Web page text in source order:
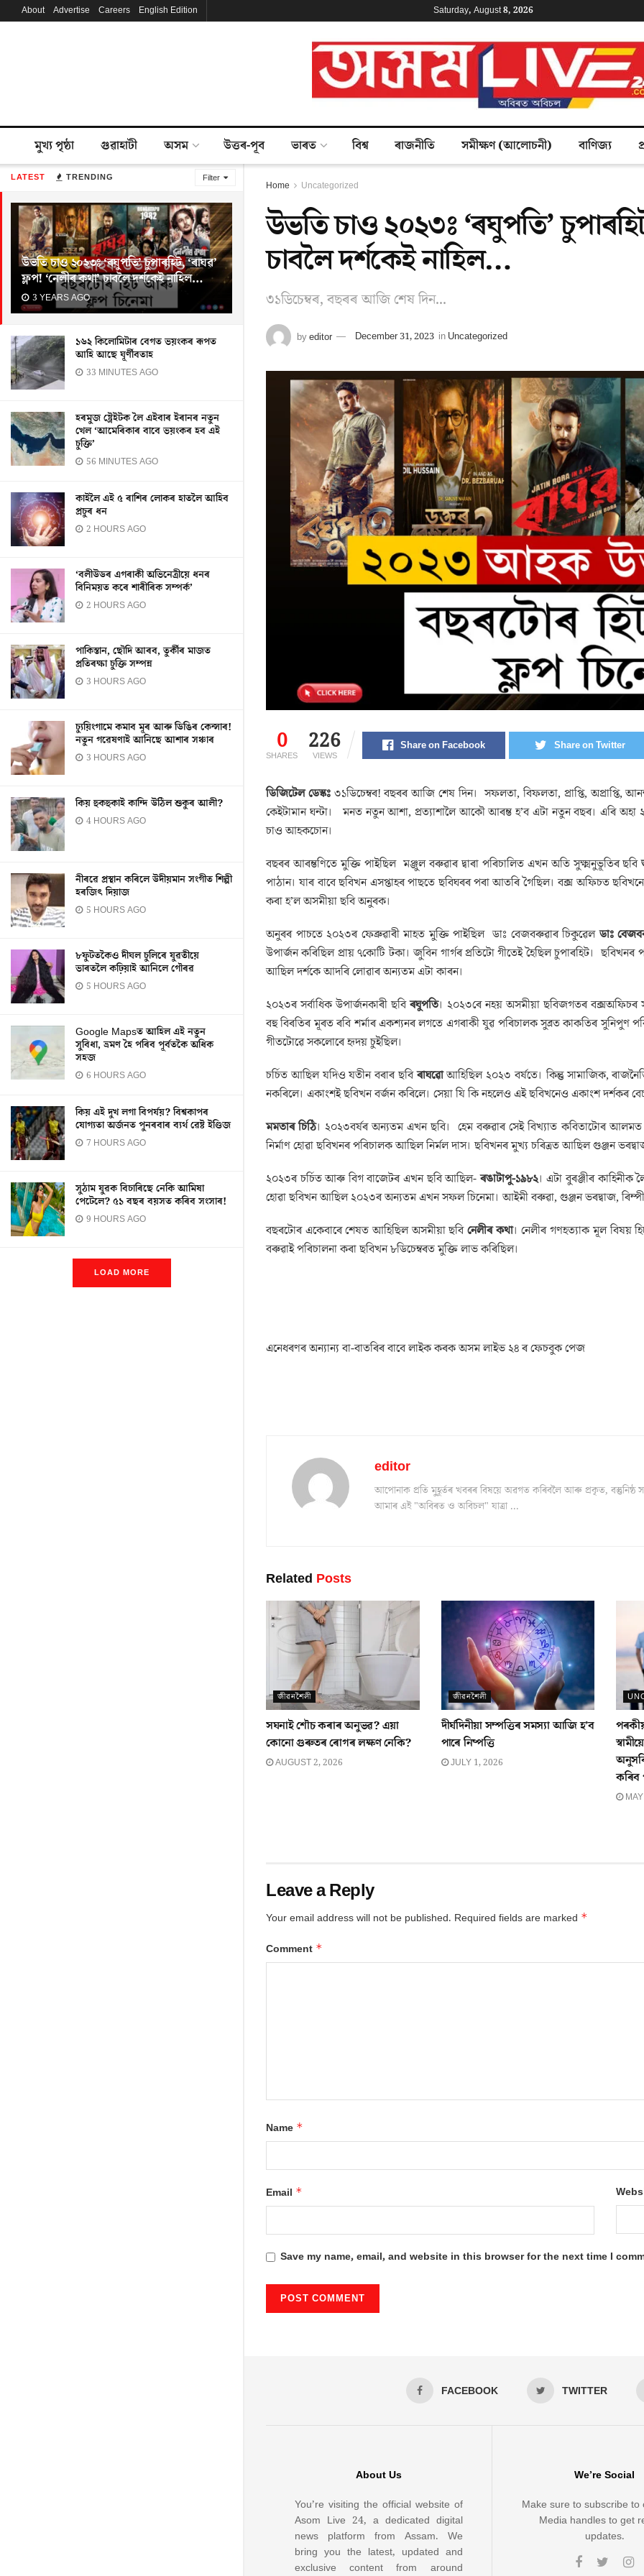
LATEST TRENDING Filter
উভতি চাও ২০২৩ঃ ‘ৰঘুপতি’ চুপাৰহিট, ‘ৰাঘৱ’
ফ্লপ! ‘নেলীৰ কথা’ চাবলৈ দৰ্শকেই নাহিল…
3 YEARS AGO
১৬২ কিলোমিটাৰ বেগত ভয়ংকৰ ৰূপত
আহি আছে ঘূৰ্ণীবতাহ
33 MINUTES AGO
হৰমুজ ষ্ট্ৰেইটক লৈ এইবাৰ ইৰানৰ নতুন
খেল ‘আমেৰিকাৰ বাবে ভয়ংকৰ হব এই
চুক্তি’
56 MINUTES AGO
কাইলৈ এই ৫ ৰাশিৰ লোকৰ হাতলৈ আহিব
প্ৰচুৰ ধন
2 HOURS AGO
‘বলীউডৰ এগৰাকী অভিনেত্ৰীয়ে ধনৰ
বিনিময়ত কৰে শাৰীৰিক সম্পৰ্ক’
2 HOURS AGO
পাকিস্তান, ছৌদি আৰব, তুৰ্কীৰ মাজত
প্ৰতিৰক্ষা চুক্তি সম্পন্ন
3 HOURS AGO
চ্যুয়িংগামে কমাব মূৰ আৰু ডিঙিৰ কেন্সাৰ!
নতুন গৱেষণাই আনিছে আশাৰ সঞ্চাৰ
3 HOURS AGO
কিয় হুকহুকাই কান্দি উঠিল শুকুৰ আলী?
4 HOURS AGO
নীৰৱে প্ৰস্থান কৰিলে উদীয়মান সংগীত শিল্পী
হৰজিৎ দিয়াজ
5 HOURS AGO
৮ফুটতকৈও দীঘল চুলিৰে যুৱতীয়ে
ভাৰতলৈ কঢ়িয়াই আনিলে গৌৰৱ
5 HOURS AGO
Google Mapsত আহিল এই নতুন
সুবিধা, ভ্ৰমণ হৈ পৰিব পূৰ্বতকৈ অধিক
সহজ
6 HOURS AGO
কিয় এই দুখ লগা বিপৰ্যয়? বিশ্বকাপৰ
যোগ্যতা অৰ্জনত পুনৰবাৰ ব্যৰ্থ ৱেষ্ট ইণ্ডিজ
7 HOURS AGO
সুঠাম যুৱক বিচাৰিছে নেকি আমিষা
পেটেলে? ৫১ বছৰ বয়সত কৰিব সংসাৰ!
9 HOURS AGO
LOAD MORE
About Advertise Careers English Edition Saturday, August 8, 2026
মুখ্য পৃষ্ঠা গুৱাহাটী অসম উত্তৰ-পূব ভাৰত বিশ্ব ৰাজনীতি সমীক্ষণ (আলোচনী) বাণিজ্য
Home Uncategorized
উভতি চাও ২০২৩ঃ ‘ৰঘুপতি’
চাবলৈ দৰ্শকেই নাহিল…
৩১ডিচেম্বৰ, বছৰৰ আজি শেষ দিন...
byeditor December 31, 2023 in Uncategorized
0
SHARES
226
VIEWS
Share on Facebook Share on Twitter
ডিজিটেল ডেস্কঃ ৩১ডিচেম্বৰ! বছৰৰ আজি শেষ দিন। সফলতা, বিফলতা, প্ৰাপ্তি, অপ্ৰাপ্তি,
কেইটামান ঘন্টা। মনত নতুন আশা, প্ৰত্যাশালৈ আকৌ আৰম্ভ হ’ব এটা নতুন বছৰ। এৰি
চাও আহকচোন।
বছৰৰ আৰম্ভণিতে মুক্তি পাইছিল মঞ্জুল বৰুৱাৰ দ্বাৰা পৰিচালিত এখন অতি সুক্ষ্মনুভূতিৰ ছবি
পাঠান। যাৰ বাবে ছবিখন এসপ্তাহৰ পাছতে ছবিঘৰৰ পৰা আতৰি গৈছিল। বক্স অফিচত
কৰা হ’ল অসমীয়া ছবি অনুৰক।
অনুৰৰ পাচতে ২০২৩ৰ ফেব্ৰুৱাৰী মাহত মুক্তি পাইছিল ডাঃ বেজবৰুৱাৰ চিকুৱেলডাঃ
উপাৰ্জন কৰিছিল প্ৰায় ৭কোটি টকা। জুবিন গাৰ্গৰ প্ৰতিটো গীতেই হৈছিল চুপাৰহিট।
আছিল দৰ্শকে আদৰি লোৱাৰ অন্যতম এটা কাৰন।
২০২৩ৰ সৰ্বাধিক উপাৰ্জনকাৰী ছবিৰঘুপতি। ২০২৩ৰে নহয় অসমীয়া ছবিজগতৰ বক্সঅফিচৰ
বহু বিৰতিৰ মূৰত ৰবি শৰ্মাৰ একশ্যনৰ লগতে এগৰাকী যুৱ পৰিচালক সুব্ৰত কাকতিৰ সুনিপুণ
গীতটোৱে সকলোৰে হৃদয় চুইছিল।
চৰ্চিত আছিল যদিও যতীন বৰাৰ ছবিৰাঘৱোআহিছিল ২০২৩ বৰ্ষতে। কিন্তু সামাজিক,
নকৰিলে। একাংশই ছবিখন বৰ্জন কৰিলে। সেয়া যি কি নহলেও এই ছবিখনেও একাংশ দৰ্শকৰ
মমতাৰ চিঠি। ২০২৩বৰ্ষৰ অন্যতম এখন ছবি। হেম বৰুৱাৰ সেই বিখ্যাত কবিতাটোৰ আলমত
নিৰ্মাণ হোৱা ছবিখনৰ পৰিচালক আছিল নিৰ্মল দাস। ছবিখনৰ মুখ্য চৰিত্ৰত আছিল গুঞ্জন
২০২৩ৰ চৰ্চিত আৰু বিগ বাজেটৰ এখন ছবি আছিল-ৰঙাটাপু-১৯৮২। এটা বুৰঞ্জীৰ কাহিনীক
হোৱা ছবিখন আছিল ২০২৩ৰ অন্যতম এখন সফল চিনেমা। আইমী বৰুৱা, গুঞ্জন ভৰদ্বাজ, ৰিম্পী
বছৰটোৰ একেবাৰে শেষত আহিছিল অসমীয়া ছবিনেলীৰ কথা। নেলীৰ গণহত্যাক মূল বিষয়
বৰুৱাই পৰিচালনা কৰা ছবিখন ৮ডিচেম্বৰত মুক্তি লাভ কৰিছিল।
এনেধৰণৰ অন্যান্য বা-বাতৰিৰ বাবে লাইক কৰক অসম লাইভ ২৪ ৰ ফেচবুক পেজ
editor
আপোনাক প্ৰতি মুহূৰ্তৰ খবৰৰ বিষয়ে অৱগত কৰিবলৈ আৰু প্ৰকৃত,
আমাৰ এই "অবিৰত ও অবিচল" যাত্ৰা ...
Related Posts
জীৱনশৈলী
সঘনাই শৌচ কৰাৰ অনুভৱ? এয়া
কোনো গুৰুতৰ ৰোগৰ লক্ষণ নেকি?
AUGUST 2, 2026
জীৱনশৈলী
দীৰ্ঘদিনীয়া সম্পত্তিৰ সমস্যা আজি হ’ব
পাৰে নিষ্পত্তি
JULY 1, 2026
কৰিব
Leave a Reply
Your email address will not be published. Required fields are marked *
Comment *
Name *
Email *
Save my name, email, and website in this browser for the next time I
FACEBOOK TWITTER
About Us
You’re visiting the official website of
Asom Live 24, a dedicated digital
news platform from Assam. We
bring you the latest, updated and
exclusive content from around
We’re Social
Make sure to subscribe to
Media handles to get
updates.